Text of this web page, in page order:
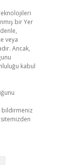
bir Yer
veya
Ancak,
kabul
bildirmeniz